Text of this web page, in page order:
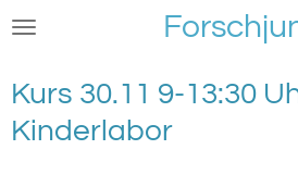
Zum
Kurs 30.11 9-13:30
Kinderlabor